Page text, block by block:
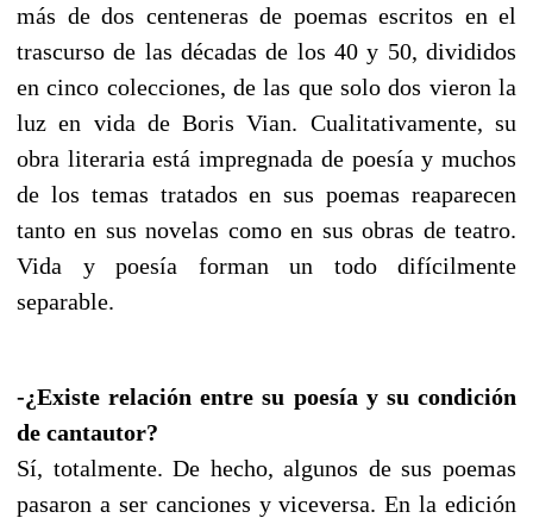
más de dos centeneras de poemas escritos en el
trascurso de las décadas de los 40 y 50, divididos
en cinco colecciones, de las que solo dos vieron la
luz en vida de Boris Vian. Cualitativamente, su
obra literaria está impregnada de poesía y muchos
de los temas tratados en sus poemas reaparecen
tanto en sus novelas como en sus obras de teatro.
Vida y poesía forman un todo difícilmente
separable.
-¿Existe relación entre su poesía y su condición
de cantautor?
Sí, totalmente. De hecho, algunos de sus poemas
pasaron a ser canciones y viceversa. En la edición